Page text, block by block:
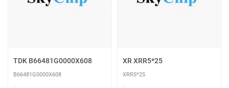
TDK B66481G0000X608
B66481G0000X608
XR XRR5*25
XRR5*25